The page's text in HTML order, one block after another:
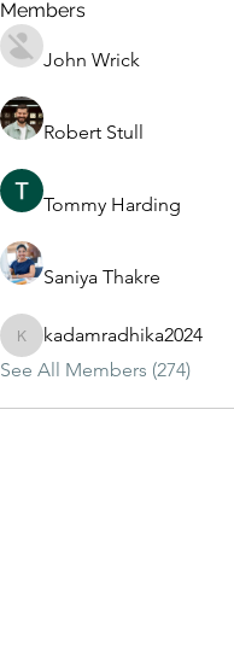
Members
John Wrick
Robert Stull
Tommy Harding
Saniya Thakre
kadamradhika2024
kadamradhika2024
See All Members (274)